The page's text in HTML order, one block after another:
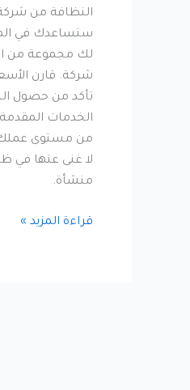
النظافة من
ستساعدك في
شركة. قارن
تأكد من حصول
الخدمات
من مستوى عملك
لا غنى عنها في
منشأة.
قراءة المزيد »